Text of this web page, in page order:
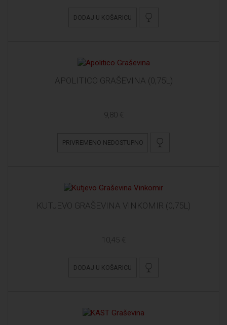
DODAJ U KOŠARICU
APOLITICO GRAŠEVINA (0,75L)
9,80 €
PRIVREMENO NEDOSTUPNO
KUTJEVO GRAŠEVINA VINKOMIR (0,75L)
10,45 €
DODAJ U KOŠARICU